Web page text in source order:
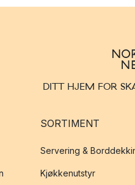
DITT HJEM FOR
SORTIMENT
Servering &
Kjøkkenutstyr